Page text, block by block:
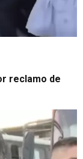
reclamo de